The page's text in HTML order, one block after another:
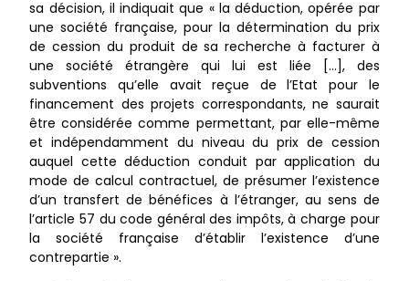
sa décision, il indiquait que « la déduction, opérée par
une société française, pour la détermination du prix
de cession du produit de sa recherche à facturer à
une société étrangère qui lui est liée […], des
subventions qu’elle avait reçue de l’Etat pour le
financement des projets correspondants, ne saurait
être considérée comme permettant, par elle-même
et indépendamment du niveau du prix de cession
auquel cette déduction conduit par application du
mode de calcul contractuel, de présumer l’existence
d’un transfert de bénéfices à l’étranger, au sens de
l’article 57 du code général des impôts, à charge pour
la société française d’établir l’existence d’une
contrepartie ».